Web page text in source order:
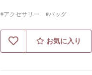
#アクセサリー #バッグ
お気に入り